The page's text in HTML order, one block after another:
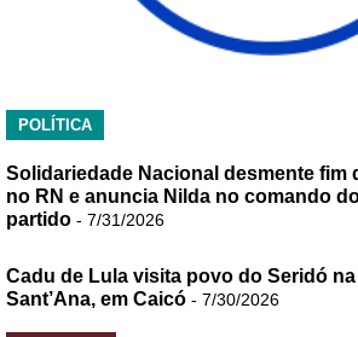
POLÍTICA
Solidariedade Nacional desmente fim
no RN e anuncia Nilda no comando
partido - 7/31/2026
Cadu de Lula visita povo do Seridó
Sant’Ana, em Caicó - 7/30/2026